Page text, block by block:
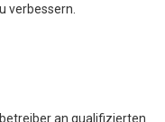
verbessern.
an qualifizierten